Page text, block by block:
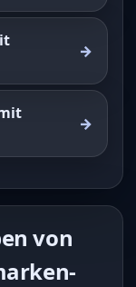
von